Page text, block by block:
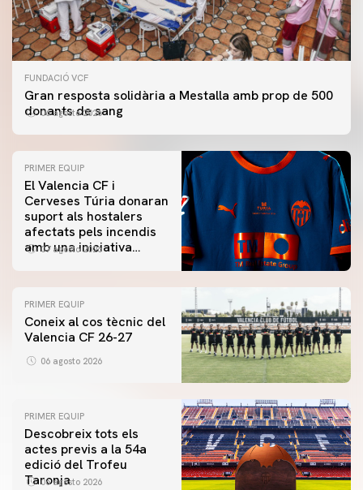
FUNDACIÓ VCF
Gran resposta solidària a Mestalla amb prop de 500
donants de sang
06 agosto 2026
PRIMER EQUIP
El Valencia CF i
Cerveses Túria donaran
suport als hostalers
afectats pels incendis
amb una iniciativa
07 agosto 2026
PRIMER EQUIP
Coneix al cos tècnic del
Valencia CF 26-27
06 agosto 2026
PRIMER EQUIP
Descobreix tots els
actes previs a la 54a
edició del Trofeu
Taronja
06 agosto 2026